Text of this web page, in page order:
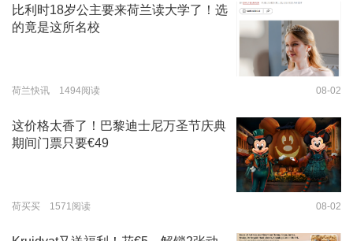
比利时18岁公主要来荷兰读大学了！选
的竟是这所名校
荷兰快讯 1494阅读 08-02
这价格太香了！巴黎迪士尼万圣节庆典
期间门票只要€49
荷买买 1571阅读 08-02